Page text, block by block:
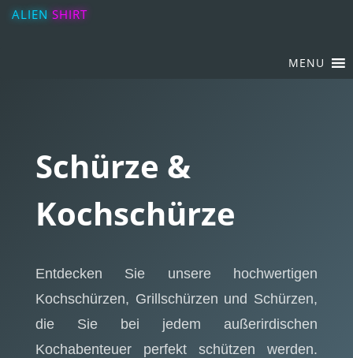
ALIEN SHIRT
MENU
Schürze &
Kochschürze
Entdecken Sie unsere hochwertigen
Kochschürzen, Grillschürzen und Schürzen,
die Sie bei jedem außerirdischen
Kochabenteuer perfekt schützen werden.